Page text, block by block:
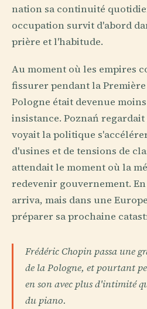
nation sa continuité
occupation survit d'abord
prière et l'habitude.
Au moment où les empires
fissurer pendant la
Pologne était devenue
insistance. Poznań
voyait la politique
d'usines et de tensions de
attendait le moment où la
redevenir gouvernement.
arriva, mais dans une
préparer sa prochaine
Frédéric Chopin passa une
de la Pologne, et pourtant
en son avec plus d'intimité
du piano.